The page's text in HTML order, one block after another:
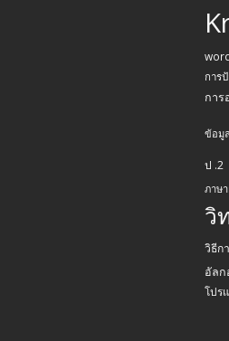
การ
การ
ข้อมูล
ป .2
ภาษ
วิ
วิธีก
อัลก
โปร